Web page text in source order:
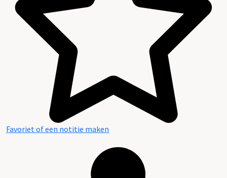
Inhoud en structuur van het archief
Favoriet of een notitie maken